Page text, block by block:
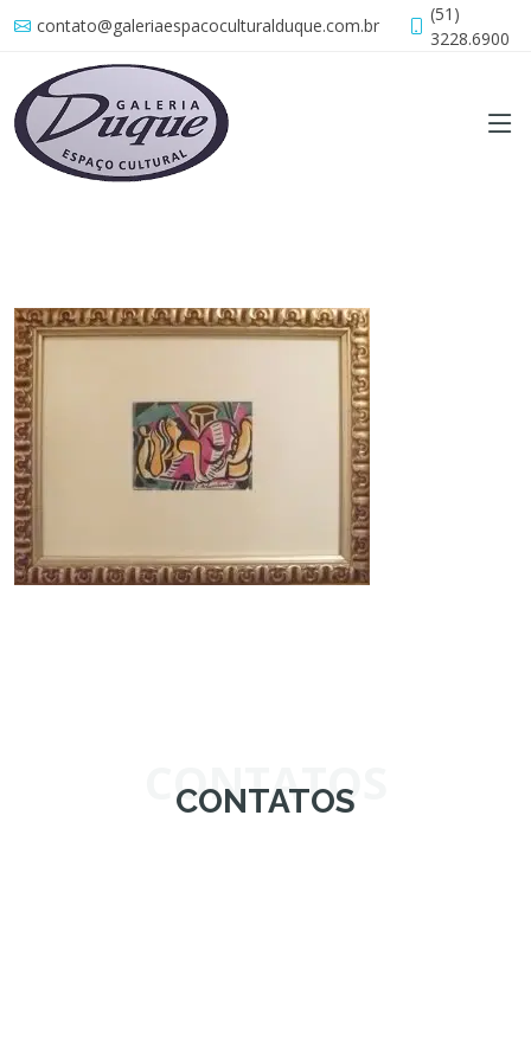
contato@galeriaespacoculturalduque.com.br
(51)
3228.6900
CONTATOS
CONTATOS